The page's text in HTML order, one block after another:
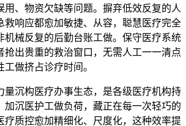
用、物资欠缺等问题。摒弃低效反复的人
救响应都愈加敏捷、从容，聪慧医疗完全
机械反复的后勤台账工做。保守医疗系统
抢出贵重的救治窗口，无需人工一一清点
做挤占诊疗时间。
沉构医疗办事生态，是各级医疗机构持
加沉医护工做负荷，藏正在每一次轻巧的
疗质控愈加精细化、尺度化，这种效率提